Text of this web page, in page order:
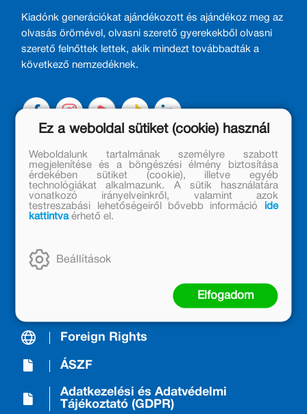
Kiadónk generációkat ajándékozott és ajándékoz meg az
olvasás örömével, olvasni szerető gyerekekből olvasni
szerető felnőttek lettek, akik mindezt továbbadták a
következő nemzedéknek.
A Kiadóról/About us
Móra Mintabolt
Kapcsolat
Nyereményjáték-szabályzat
Foreign Rights
ÁSZF
Adatkezelési és Adatvédelmi
Tájékoztató (GDPR)
Ez a weboldal sütiket (cookie) használ
Weboldalunk tartalmának személyre szabott
megjelenítése és a böngészési élmény biztosítása
érdekében sütiket (cookie), illetve egyéb
technológiákat alkalmazunk. A sütik használatára
vonatkozó irányelveinkről, valamint azok
testreszabási lehetőségeiről bővebb információ
ide
kattintvaérhető el.
Beállítások
Elfogadom